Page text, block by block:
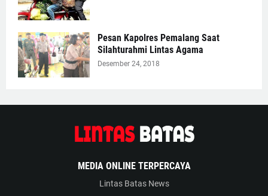
Pesan Kapolres Pemalang Saat
Silahturahmi Lintas Agama
Desember 24, 2018
MEDIA ONLINE TERPERCAYA
Lintas Batas News